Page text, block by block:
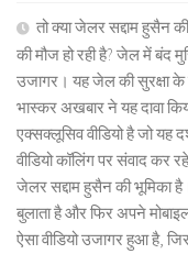
तो क्या जेलर सद्दाम
की मौज हो रही है? जेल में बंद
उजागर। यह जेल की सुरक्षा के
भास्कर अखबार ने यह दावा
एक्सक्लूसिव वीडियो है जो यह
वीडियो कॉलिंग पर संवाद कर
जेलर सद्दाम हुसैन की भूमिका
बुलाता है और फिर अपने
ऐसा वीडियो उजागर हुआ है,